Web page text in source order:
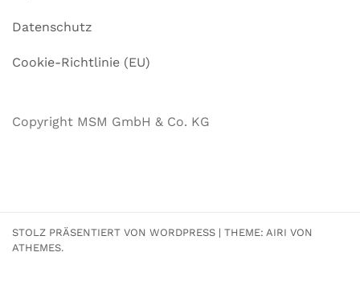
Datenschutz
Cookie-Richtlinie (EU)
Copyright MSM GmbH & Co. KG
STOLZ PRÄSENTIERT VON WORDPRESS | THEME: AIRI VON
ATHEMES.